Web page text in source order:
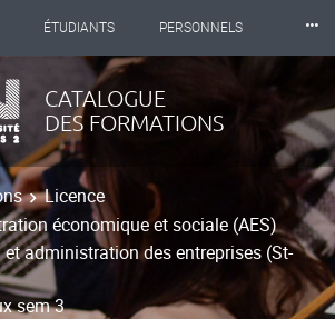
ÉTUDIANTS PERSONNELS
PROFESSIONNELS
2
⸱⸱⸱
CATALOGUE
DES FORMATIONS
Licence
économique et sociale (AES)
administration des entreprises (St-
sem 3